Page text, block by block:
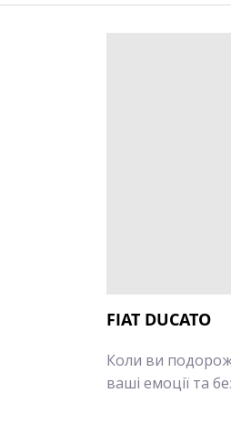
FIAT DUCATO
Коли ви
ваші емоції та